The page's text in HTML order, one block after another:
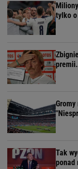
tylko o
Gromy
Tak
ponad